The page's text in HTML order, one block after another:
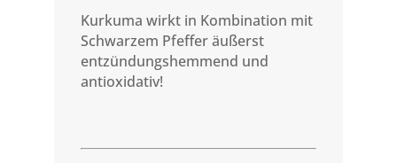
Kurkuma wirkt in Kombination mit
Schwarzem Pfeffer äußerst
entzündungshemmend und
antioxidativ!